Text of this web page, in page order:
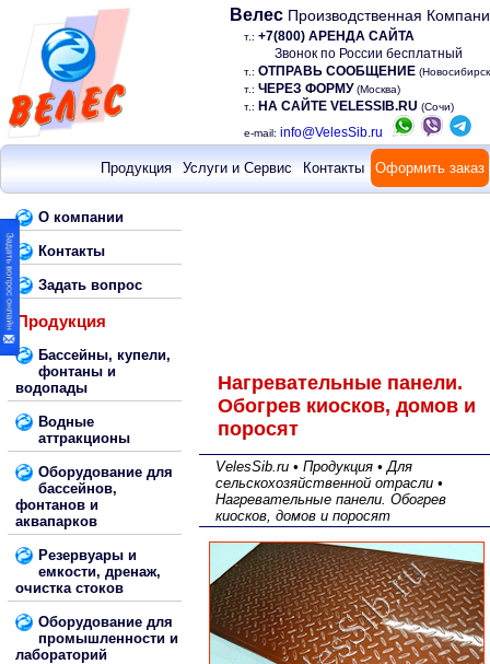
Велес Производственная
т.: +7(800) АРЕНДА САЙТА
Звонок по России бесплатный
т.: ОТПРАВЬ СООБЩЕНИЕ
т.: ЧЕРЕЗ ФОРМУ (Москва)
т.: НА САЙТЕ VELESSIB.RU (Сочи)
e-mail: info@VelesSib.ru
Продукция Услуги и Сервис Контакты Оформить заказ
О компании
Контакты
Задать вопрос
Продукция
Бассейны, купели,
фонтаны и
водопады
Водные
аттракционы
Оборудование для
бассейнов,
фонтанов и
аквапарков
Резервуары и
емкости, дренаж,
очистка стоков
Оборудование для
промышленности и
лабораторий
Нагревательные панели.
Обогрев киосков, домов и
поросят
VelesSib.ru • Продукция • Для
сельскохозяйственной отрасли •
Нагревательные панели. Обогрев
киосков, домов и поросят